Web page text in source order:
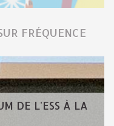
FRÉQUENCE
DE L'ESS À LA